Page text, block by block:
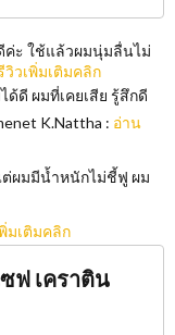
ค่ะ ใช้แล้วผมนุ่มลื่นไม่
วิวเพิ่มเติมคลิก
ดี ผมที่เคยเสีย รู้สึกดี
K.Nattha : อ่าน
ผมมีน้ำหนักไม่ชี้ฟู ผม
มเติมคลิก
ฟ เคราติน